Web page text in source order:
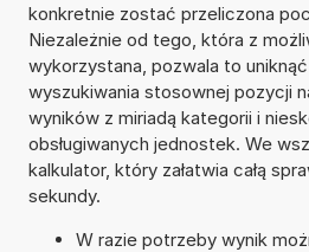
konkretnie zostać przeliczona
Niezależnie od tego, która z
wykorzystana, pozwala to
wyszukiwania stosownej pozycji
wyników z miriadą kategorii i
obsługiwanych jednostek. We
kalkulator, który załatwia całą
sekundy.
W razie potrzeby wynik